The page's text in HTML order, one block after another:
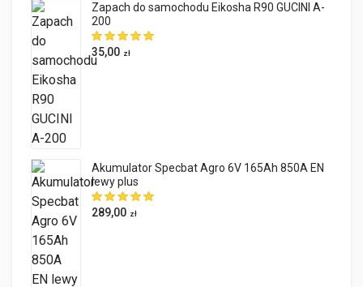
Zapach do samochodu Eikosha R90 GUCINI A-
200
35,00 zł
Akumulator Specbat Agro 6V 165Ah 850A EN
lewy plus
289,00 zł